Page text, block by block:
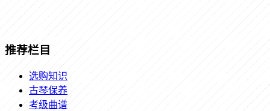
推荐栏目
选购知识
古琴保养
考级曲谱